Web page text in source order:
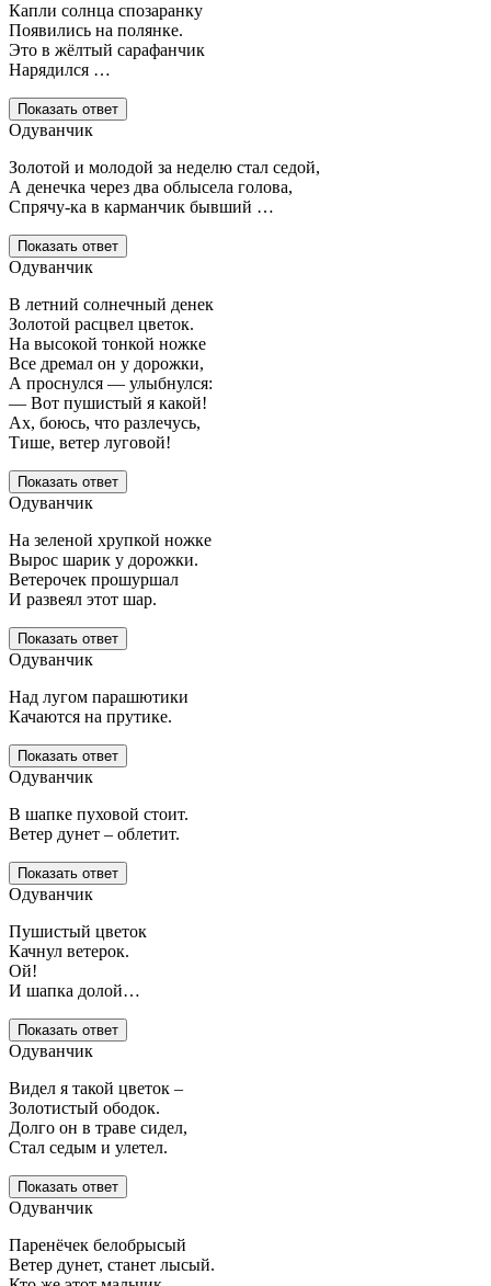
Капли солнца спозаранку
Появились на полянке.
Это в жёлтый сарафанчик
Нарядился …
Показать ответ
Одуванчик
Золотой и молодой за неделю стал седой,
А денечка через два облысела голова,
Спрячу-ка в карманчик бывший …
Показать ответ
Одуванчик
В летний солнечный денек
Золотой расцвел цветок.
На высокой тонкой ножке
Все дремал он у дорожки,
А проснулся — улыбнулся:
— Вот пушистый я какой!
Ах, боюсь, что разлечусь,
Тише, ветер луговой!
Показать ответ
Одуванчик
На зеленой хрупкой ножке
Вырос шарик у дорожки.
Ветерочек прошуршал
И развеял этот шар.
Показать ответ
Одуванчик
Над лугом парашютики
Качаются на прутике.
Показать ответ
Одуванчик
В шапке пуховой стоит.
Ветер дунет – облетит.
Показать ответ
Одуванчик
Пушистый цветок
Качнул ветерок.
Ой!
И шапка долой…
Показать ответ
Одуванчик
Видел я такой цветок –
Золотистый ободок.
Долго он в траве сидел,
Стал седым и улетел.
Показать ответ
Одуванчик
Паренёчек белобрысый
Ветер дунет, станет лысый.